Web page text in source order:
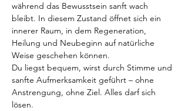
während das Bewusstsein sanft wach
bleibt. In diesem Zustand öffnet sich ein
innerer Raum, in dem Regeneration,
Heilung und Neubeginn auf natürliche
Weise geschehen können.
Du liegst bequem, wirst durch Stimme und
sanfte Aufmerksamkeit geführt – ohne
Anstrengung, ohne Ziel. Alles darf sich
lösen.